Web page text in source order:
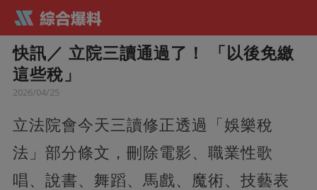
快訊／ 立院三讀通過了！ 「以後免繳
這些稅」
2026/04/25
立法院會今天三讀修正透過「娛樂稅
法」部分條文，刪除電影、職業性歌
唱、說書、舞蹈、馬戲、魔術、技藝表